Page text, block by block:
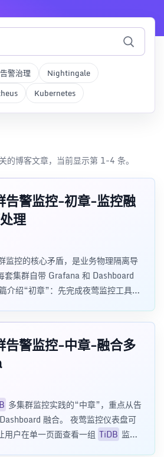
告警治理
Nightingale
Kubernetes
博客文章，当前显示第 1-4 条。
告警监控-初章-监控融
理
监控的核心矛盾，是业务物理隔离导
套集群自带 Grafana 和 Dashboard
介绍“初章”：先完成夜莺监控工具安
告警监控-中章-融合多
多集群监控实践的“中章”，重点从告
融合。 夜莺监控仪表盘可
用户在单一页面查看一组 TiDB 监控